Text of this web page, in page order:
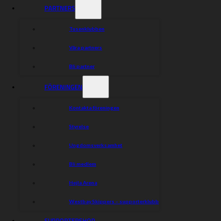
PARTNERS
Tusenklubben
Våra partners
Bli partner
FÖRENINGEN
Kontakta föreningen
Styrelse
Ungdomsverksamhet
Bli medlem
Hejla Arena
Westbay Skippers – supporterklubb
Jacob Thorssell 1,174
Anton Karlsson 0,500